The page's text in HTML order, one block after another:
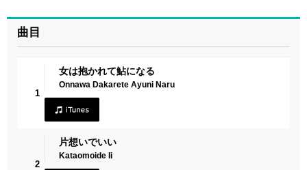
曲目
1
女は抱かれて鮎になる
Onnawa Dakarete Ayuni Naru
2
片想いでいい
Kataomoide Ii